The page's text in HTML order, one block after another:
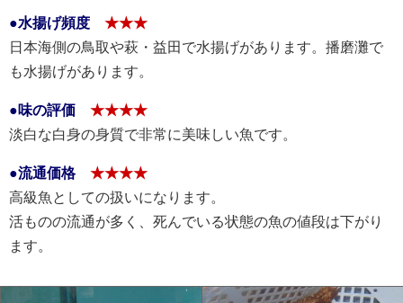
●水揚げ頻度
★★★
日本海側の鳥取や萩・益田で水揚げがあります。播磨灘で
も水揚げがあります。
●味の評価
★★★★
淡白な白身の身質で非常に美味しい魚です。
●流通価格
★★★★
高級魚としての扱いになります。
活ものの流通が多く、死んでいる状態の魚の値段は下がり
ます。